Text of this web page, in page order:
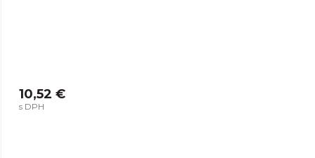
10,52 €
s DPH